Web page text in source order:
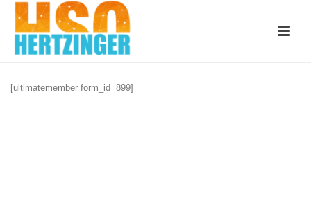
[ultimatemember form_id=899]